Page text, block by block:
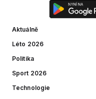
Aktuálně
Léto 2026
Politika
Sport 2026
Technologie